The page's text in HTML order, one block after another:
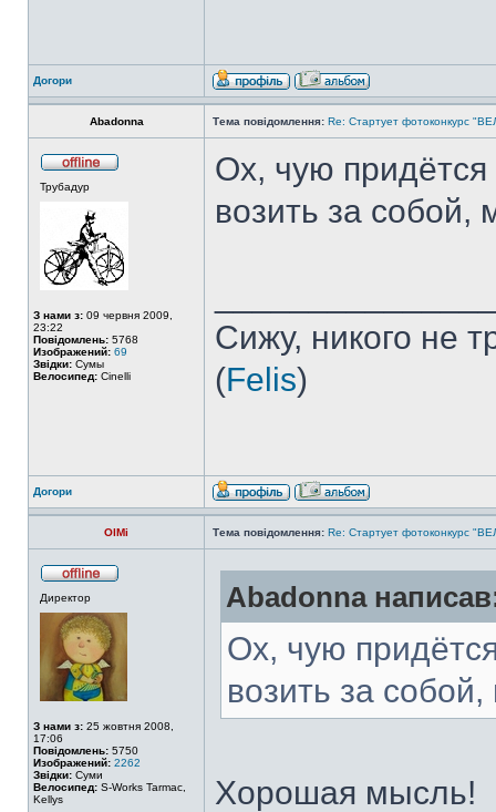
Догори
Abadonna Тема повідомлення: Re: Стартует фотоконкурс
Трубадур
З нами з: 09 червня 2009,
23:22
Повідомлень: 5768
Изображений: 69
Звідки: Сумы
Велосипед: Cinelli
Ох, чую придётся
возить за собой,
Сижу, никого не
(Felis)
Догори
OlMi Тема повідомлення: Re: Стартует фотоконкурс
Директор
З нами з: 25 жовтня 2008,
17:06
Повідомлень: 5750
Изображений: 2262
Звідки: Суми
Велосипед: S-Works Tarmac,
Kellys
Abadonna
Ох, чую
возить за
Хорошая мысль!